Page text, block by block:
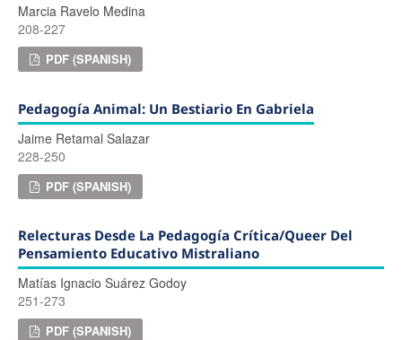
Marcia Ravelo Medina
208-227
PDF (SPANISH)
Pedagogía Animal: Un Bestiario En Gabriela
Jaime Retamal Salazar
228-250
PDF (SPANISH)
Relecturas Desde La Pedagogía Crítica/queer Del
Pensamiento Educativo Mistraliano
Matías Ignacio Suárez Godoy
251-273
PDF (SPANISH)